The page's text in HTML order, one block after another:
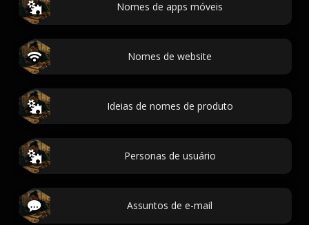
Nomes de apps móveis
Nomes de website
Ideias de nomes de produto
Personas de usuário
Assuntos de e-mail